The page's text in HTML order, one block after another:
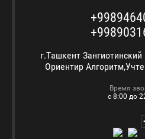
г.Ташкент
Ориентир
Время
с 8:00 до